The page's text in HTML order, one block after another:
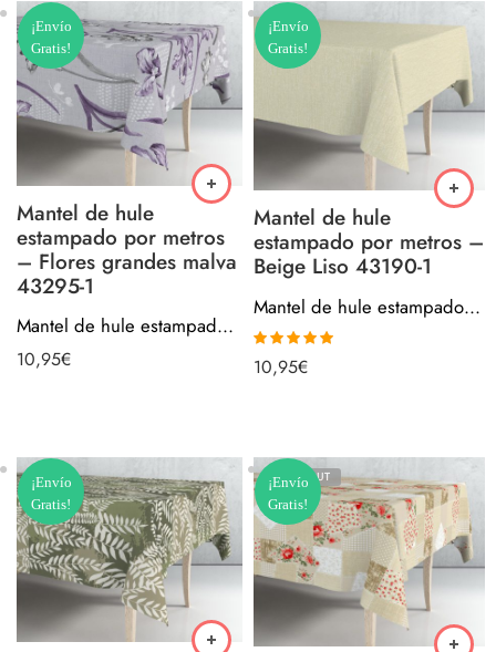
¡Envío
Gratis!
Mantel de hule
estampado por metros
– Flores grandes malva
43295-1
Mantel de hule estampado por metros – Flores grandes malva 43295-1
10,95€
¡Envío
Gratis!
Mantel de hule
estampado por metros –
Beige Liso 43190-1
Mantel de hule estampado por metros – Beige Liso 43190-1
Valorado con
5.00 de 5
10,95€
¡Envío
Gratis!
¡Envío
Gratis!
SOLD OUT